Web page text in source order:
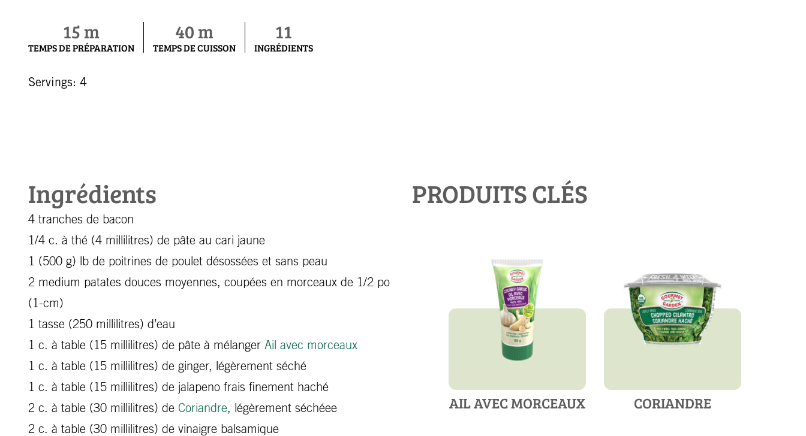
15 m
TEMPS DE PRÉPARATION
40 m
TEMPS DE CUISSON
11
INGRÉDIENTS
Servings: 4
Ingrédients
4 tranches de bacon
1/4 c. à thé (4 millilitres) de pâte au cari jaune
1 (500 g) lb de poitrines de poulet désossées et sans peau
2 medium patates douces moyennes, coupées en morceaux de 1/2 po
(1-cm)
1 tasse (250 millilitres) d’eau
1 c. à table (15 millilitres) de pâte à mélanger Ail avec morceaux
1 c. à table (15 millilitres) de ginger, légèrement séché
1 c. à table (15 millilitres) de jalapeno frais finement haché
2 c. à table (30 millilitres) de Coriandre, légèrement séchéee
2 c. à table (30 millilitres) de vinaigre balsamique
PRODUITS CLÉS
AIL AVEC MORCEAUX CORIANDRE